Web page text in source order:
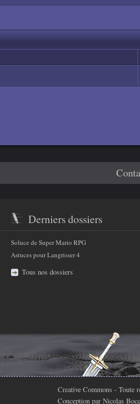
Derniers dossiers
Soluce de Super Mario RPG
Astuces pour Langrisser 4
Tous nos dossiers
Creative Commons - Toute
Conception par Nicolas